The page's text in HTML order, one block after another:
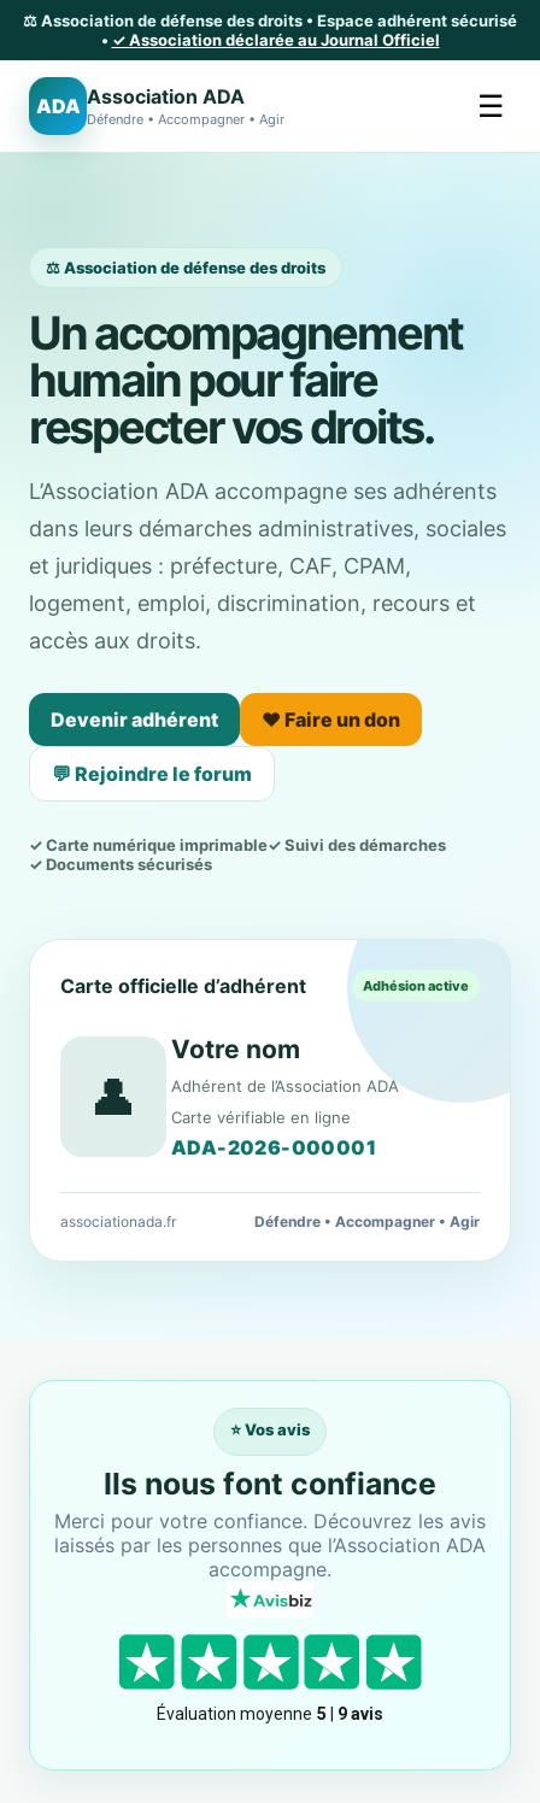
⚖️ Association de défense des droits • Espace adhérent sécurisé
• ✓ Association déclarée au Journal Officiel
ADA Association ADA
Défendre • Accompagner • Agir ☰
⚖️ Association de défense des droits
Un accompagnement
humain pour faire
respecter vos droits.
L’Association ADA accompagne ses adhérents
dans leurs démarches administratives, sociales
et juridiques : préfecture, CAF, CPAM,
logement, emploi, discrimination, recours et
accès aux droits.
Devenir adhérent ❤️ Faire un don
💬 Rejoindre le forum
✓ Carte numérique imprimable✓ Suivi des démarches
✓ Documents sécurisés
Carte officielle d’adhérent Adhésion active
👤
Votre nom
Adhérent de l’Association ADA
Carte vérifiable en ligne
ADA-2026-000001
associationada.fr Défendre • Accompagner • Agir
⭐ Vos avis
Ils nous font confiance
Merci pour votre confiance. Découvrez les avis
laissés par les personnes que l’Association ADA
accompagne.